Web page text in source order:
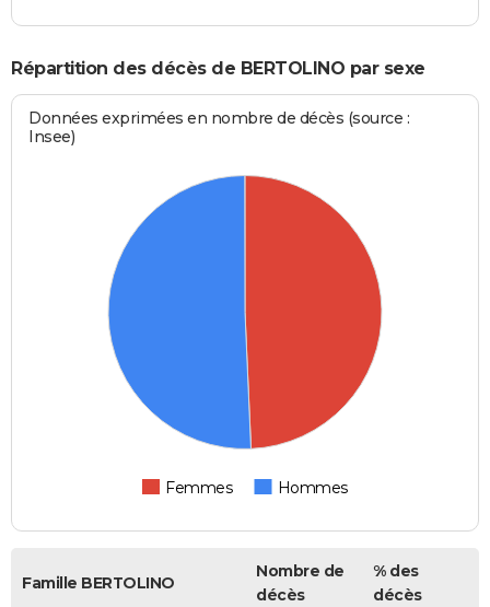
Répartition des décès de BERTOLINO par sexe
Données exprimées en nombre de décès (source :
Insee)
Femmes Hommes
Famille BERTOLINO
Nombre de
décès
% des
décès